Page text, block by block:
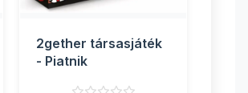
2gether társasjáték
- Piatnik